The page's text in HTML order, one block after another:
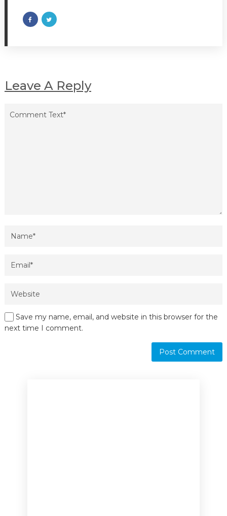
Leave A Reply
Save my name, email, and website in this browser for the
next time I comment.